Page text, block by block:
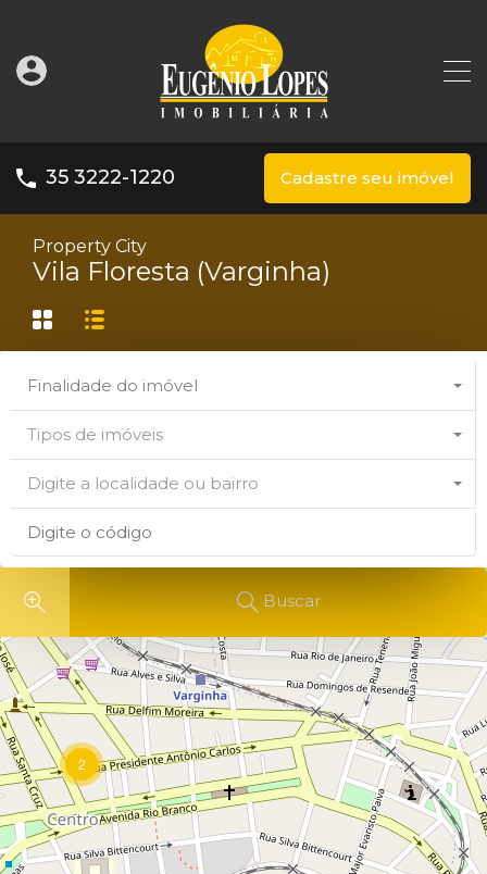
35 3222-1220 Cadastre seu imóvel
Property City
Vila Floresta (Varginha)
Finalidade do imóvel
Tipos de imóveis
Digite a localidade ou bairro
Buscar
2